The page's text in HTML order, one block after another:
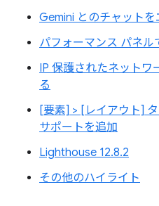
Gemini とのチャット
パフォーマンス パネ
IP 保護されたネットワ
る
[要素] > [レイアウト]
サポートを追加
Lighthouse 12.8.2
その他のハイライト